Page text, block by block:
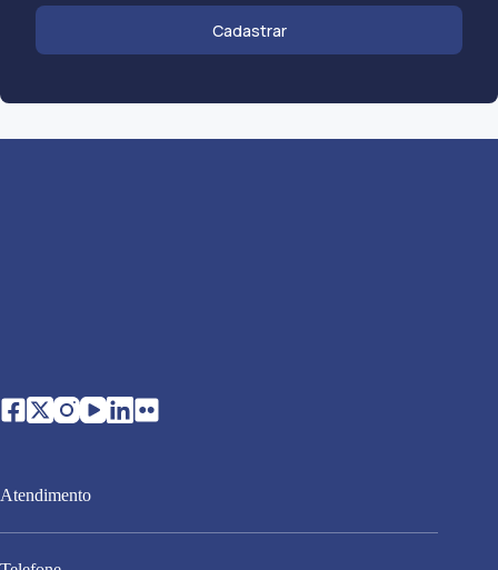
Cadastrar
Atendimento